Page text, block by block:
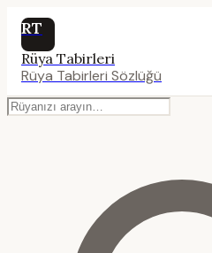
RT
Rüya Tabirleri
Rüya Tabirleri Sözlüğü